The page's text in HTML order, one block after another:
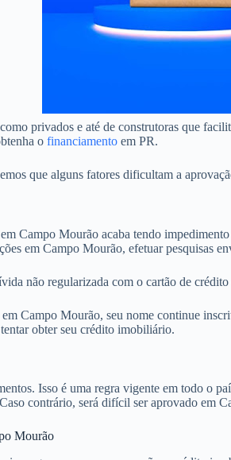
privados e até de construtoras que
o financiamento em PR.
que alguns fatores dificultam a
Campo Mourão acaba tendo
em Campo Mourão, efetuar pesquisas
não regularizada com o cartão de
Campo Mourão, seu nome continue
obter seu crédito imobiliário.
Isso é uma regra vigente em todo o
contrário, será difícil ser aprovado em
Mourão